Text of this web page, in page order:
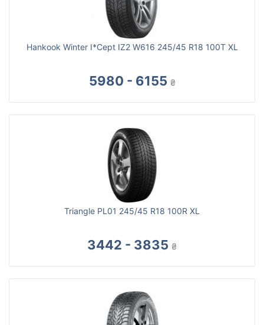
Hankook Winter I*Cept IZ2 W616 245/45 R18 100T XL
5980 - 6155 ₴
Triangle PL01 245/45 R18 100R XL
3442 - 3835 ₴